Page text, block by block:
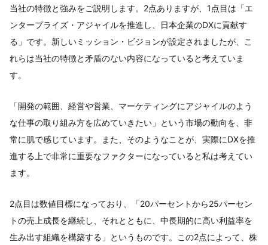
当社の特徴と強みをご説明します。2点ありますが、1点目は「エ
ンタープライズ・アジャイルを推進し、日本企業のDXに貢献す
る」です。新しいミッション・ビジョンが設定されましたが、こ
れらは当社の特徴と矛盾のない内容になっていると考えていま
す。
「開発の範囲、経営や営業、マーケティングにアジャイルのよう
な仕事の取り組み方を広めていきたい」という市場の動向を、非
常に肌で感じています。また、そのようなことが、実際にDXを推
進する上で非常に重要なファクターになっていると私は考えてい
ます。
2点目は数値目標になっており、「20パーセントから25パーセン
トの売上成長を継続し、それとともに、中長期的に高い利益率を
生み出す組織を構築する」というものです。この2点によって、株